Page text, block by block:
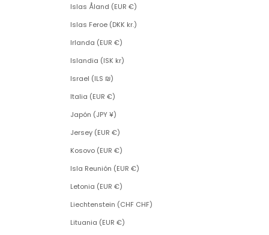
Islas Åland (EUR €)
Islas Feroe (DKK kr.)
Irlanda (EUR €)
Islandia (ISK kr)
Israel (ILS ₪)
Italia (EUR €)
Japón (JPY ¥)
Jersey (EUR €)
Kosovo (EUR €)
Isla Reunión (EUR €)
Letonia (EUR €)
Liechtenstein (CHF CHF)
Lituania (EUR €)